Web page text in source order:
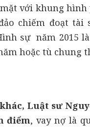
với khung hình
chiếm đoạt tài
sự năm 2015
hoặc tù chung
Luật sư
điểm, vay nợ là